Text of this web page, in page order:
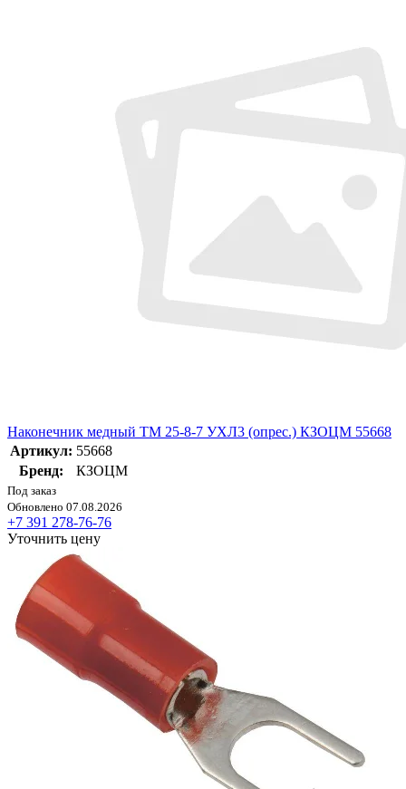
Наконечник медный ТМ 25-8-7 УХЛ3 (опрес.) КЗОЦМ 55668
Артикул: 55668
Бренд:
КЗОЦМ
Под заказ
Обновлено 07.08.2026
+7 391 278-76-76
Уточнить цену